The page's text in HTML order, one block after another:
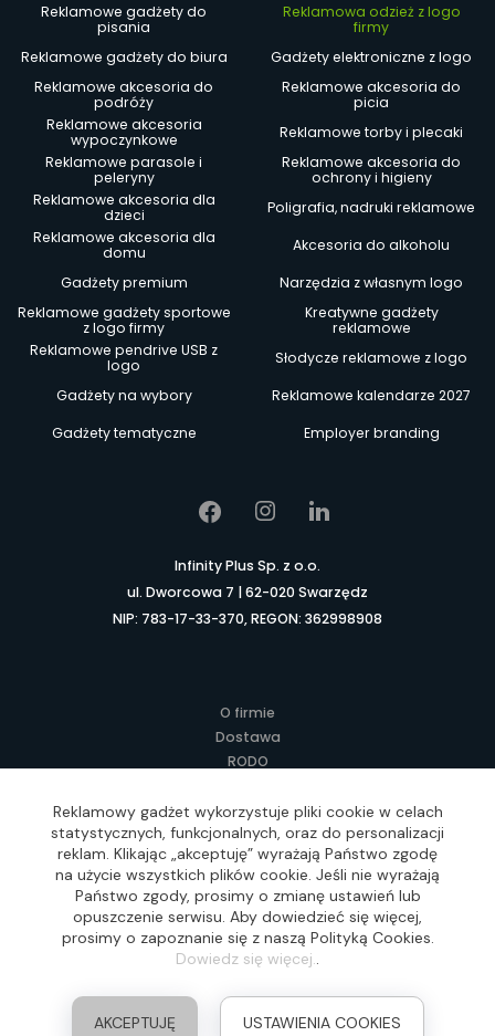
Reklamowe gadżety do
pisania
Reklamowa odzież z logo
firmy
Reklamowe gadżety do biura
Gadżety elektroniczne z logo
Reklamowe akcesoria do
podróży
Reklamowe akcesoria do
picia
Reklamowe akcesoria
wypoczynkowe
Reklamowe torby i plecaki
Reklamowe parasole i
peleryny
Reklamowe akcesoria do
ochrony i higieny
Reklamowe akcesoria dla
dzieci
Poligrafia, nadruki reklamowe
Reklamowe akcesoria dla
domu
Akcesoria do alkoholu
Gadżety premium
Narzędzia z własnym logo
Reklamowe gadżety sportowe
z logo firmy
Kreatywne gadżety
reklamowe
Reklamowe pendrive USB z
logo
Słodycze reklamowe z logo
Gadżety na wybory
Reklamowe kalendarze 2027
Gadżety tematyczne
Employer branding
Infinity Plus Sp. z o.o.
ul. Dworcowa 7 | 62-020 Swarzędz
NIP: 783-17-33-370, REGON: 362998908
O firmie
Dostawa
RODO
Regulamin
Lokalne Gadżety Reklamowe
Jak zamawiać?
Słownik pojęć
FAQ
Realizacja: Idea4Me.pl, Wszelkie prawa zastrzeżone
Reklamowy gadżet wykorzystuje pliki cookie w celach
statystycznych, funkcjonalnych, oraz do personalizacji
reklam. Klikając „akceptuję” wyrażają Państwo zgodę
na użycie wszystkich plików cookie. Jeśli nie wyrażają
Państwo zgody, prosimy o zmianę ustawień lub
opuszczenie serwisu. Aby dowiedzieć się więcej,
prosimy o zapoznanie się z naszą Polityką Cookies.
Dowiedz się więcej..
AKCEPTUJĘ USTAWIENIA COOKIES